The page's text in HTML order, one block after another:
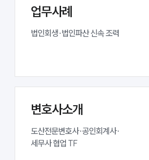
업무분야
법인회생파산전문변호사
업무사례
법인회생·법인파산 신속 조력
변호사소개
도산전문변호사·공인회계사·
세무사 협업 TF